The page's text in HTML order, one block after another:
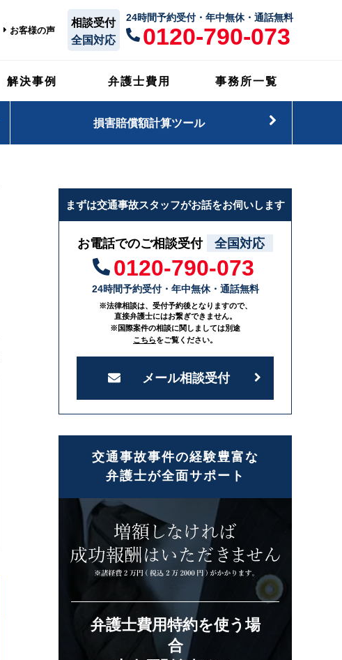
お客様の声
相談受付
全国対応
24時間予約受付・年中無休・通話無料
0120-790-073
解決事例 弁護士費用 事務所一覧
損害賠償額計算ツール
まずは交通事故スタッフがお話をお伺いします
お電話でのご相談受付 全国対応
0120-790-073
24時間予約受付・年中無休・通話無料
※法律相談は、受付予約後となりますので、
直接弁護士にはお繋ぎできません。
※国際案件の相談に関しましては別途
こちらをご覧ください。
メール相談受付
交通事故事件の経験豊富な
弁護士が全面サポート
弁護士費用特約を使う場
合